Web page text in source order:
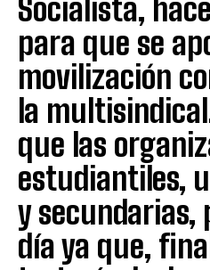
Socialista,
para que se
movilización
la
que las
estudiantiles,
y secundarias,
día ya que,